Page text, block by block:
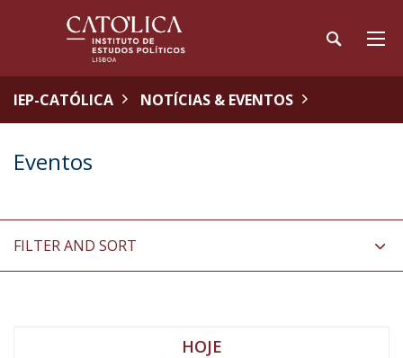
IEP-CATÓLICA NOTÍCIAS & EVENTOS
Eventos
FILTER AND SORT
HOJE